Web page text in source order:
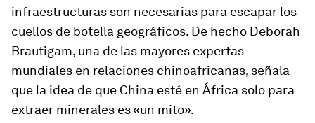
infraestructuras son necesarias para escapar los
cuellos de botella geográficos. De hecho Deborah
Brautigam, una de las mayores expertas
mundiales en relaciones chinoafricanas, señala
que la idea de que China esté en África solo para
extraer minerales es «un mito».